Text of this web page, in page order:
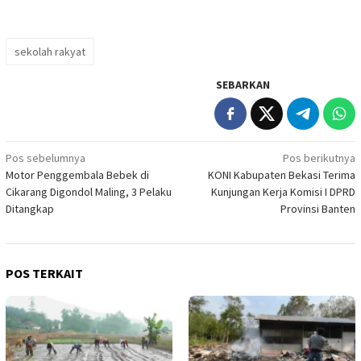
sekolah rakyat
SEBARKAN
Navigasi
pos
Pos sebelumnya
Motor Penggembala Bebek di
Cikarang Digondol Maling, 3 Pelaku
Ditangkap
Pos berikutnya
KONI Kabupaten Bekasi Terima
Kunjungan Kerja Komisi I DPRD
Provinsi Banten
POS TERKAIT